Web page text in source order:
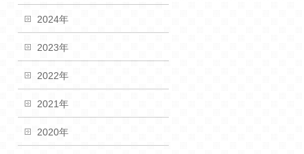
2024年
2023年
2022年
2021年
2020年